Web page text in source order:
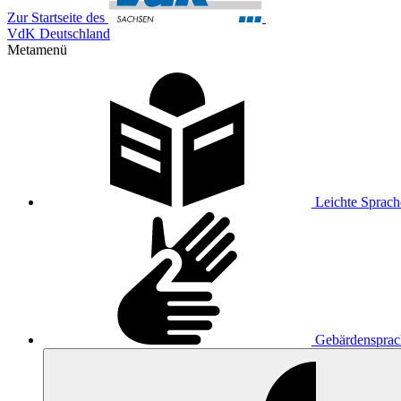
Zur Startseite des
VdK Deutschland
Metamenü
Leichte